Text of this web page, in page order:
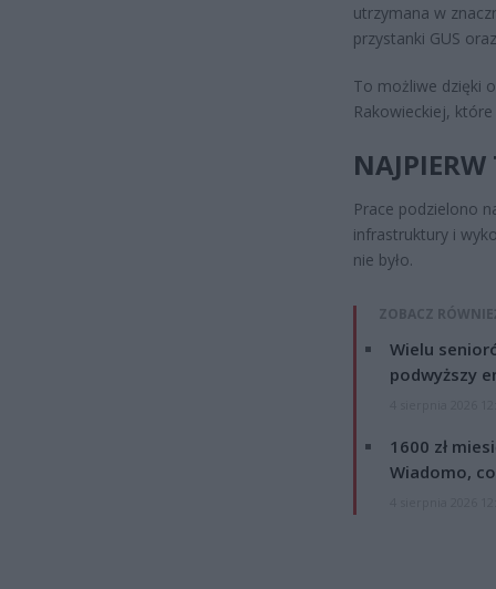
utrzymana w
przystanki GUS
To możliwe dzięki
Rakowieckiej,
Prace podzielono
infrastruktury i
nie było.
ZOBACZ
Wielu
podwyższy
1600 zł
Wiadomo,